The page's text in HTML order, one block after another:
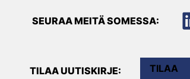
SEURAA MEITÄ SOMESSA:
TILAA UUTISKIRJE: TILAA